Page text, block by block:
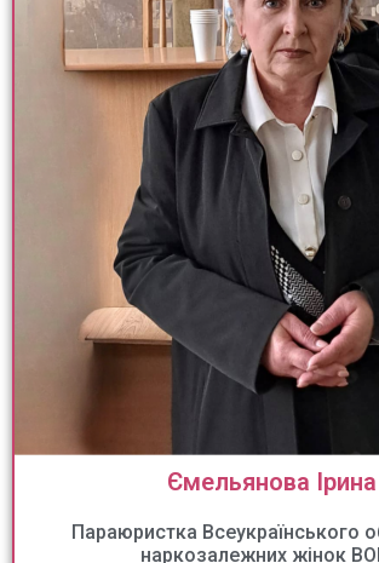
Ємельянова Ірина
Параюристка Всеукраїнського
наркозалежних жінок